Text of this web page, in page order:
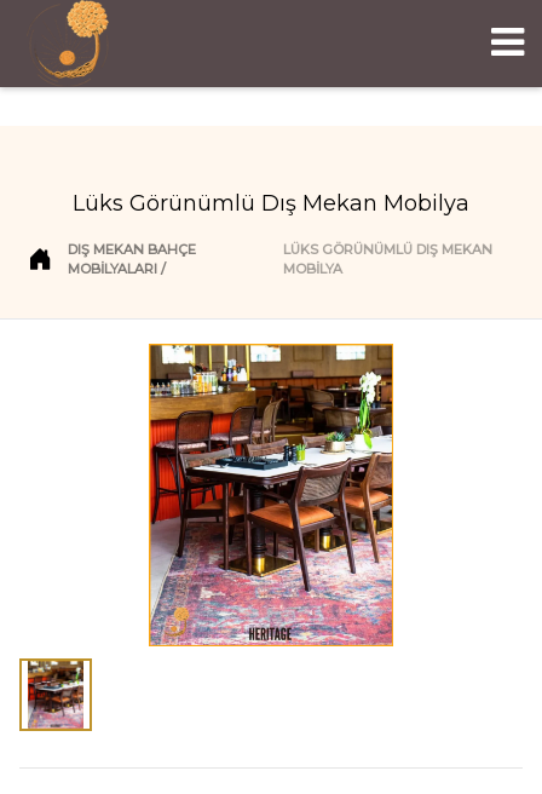
Lüks Görünümlü Dış Mekan Mobilya
DIŞ MEKAN BAHÇE
MOBILYALARI
LÜKS GÖRÜNÜMLÜ DIŞ MEKAN
MOBILYA